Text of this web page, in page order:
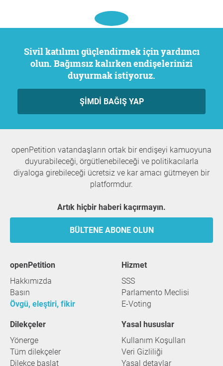
Sivil katılımı güçlendirmek için yardımcı
olun. Bağımsız kalırken endişelerinizi
duyurmak istiyoruz.
ŞIMDI BAĞIŞ YAP
openPetition vatandaşların ortak bir endişeyi kamuoyuna
duyurabileceği, örgütlenebileceği ve politikacılarla
diyaloga girebileceği ücretsiz ve kar amacı gütmeyen bir
platformdur.
Artık hiçbir haberi kaçırmayın.
BÜLTENE ABONE OLUN
openPetition
Hakkımızda
Basın
Övgü, eleştiri, fikir
hizmet
SSS
Parlamento Meclisi
E-Voting
Dilekçeler
Yönerge
Tüm dilekçeler
Dilekçe başlat
Yasal hususlar
Kullanım Koşulları
Veri Gizliliği
Yasal detaylar